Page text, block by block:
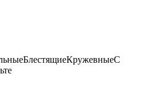
БлестящиеКружевныеС